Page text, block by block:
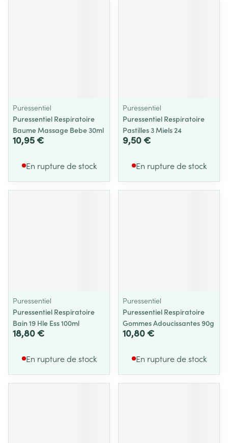
Puressentiel
Puressentiel Respiratoire
Baume Massage Bebe 30ml
10,95 €
En rupture de stock
Puressentiel
Puressentiel Respiratoire
Pastilles 3 Miels 24
9,50 €
En rupture de stock
Puressentiel
Puressentiel Respiratoire
Bain 19 Hle Ess 100ml
18,80 €
En rupture de stock
Puressentiel
Puressentiel Respiratoire
Gommes Adoucissantes 90g
10,80 €
En rupture de stock